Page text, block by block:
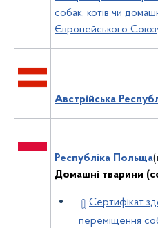
собак, котів чи
Європейського
Австрійська
Республіка Польща
Домашні тварини
Сертифікат
переміщення